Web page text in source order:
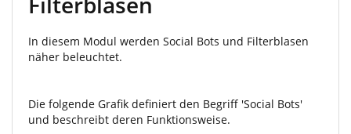
In diesem Modul werden Social Bots und Filterblasen
näher beleuchtet.
Die folgende Grafik definiert den Begriff 'Social Bots'
und beschreibt deren Funktionsweise.